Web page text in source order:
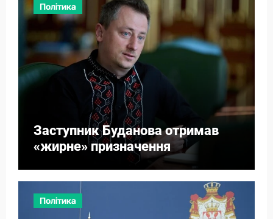
Політика
Заступник Буданова отримав
«жирне» призначення
Політика